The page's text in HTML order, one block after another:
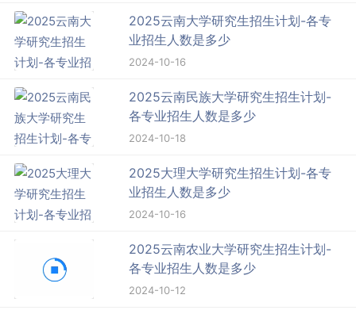
2025云南大学研究生招生计划-各专
业招生人数是多少
2024-10-16
2025云南民族大学研究生招生计划-
各专业招生人数是多少
2024-10-18
2025大理大学研究生招生计划-各专
业招生人数是多少
2024-10-16
2025云南农业大学研究生招生计划-
各专业招生人数是多少
2024-10-12